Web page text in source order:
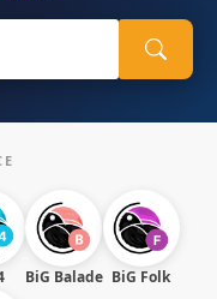
BiG Balade BiG Folk